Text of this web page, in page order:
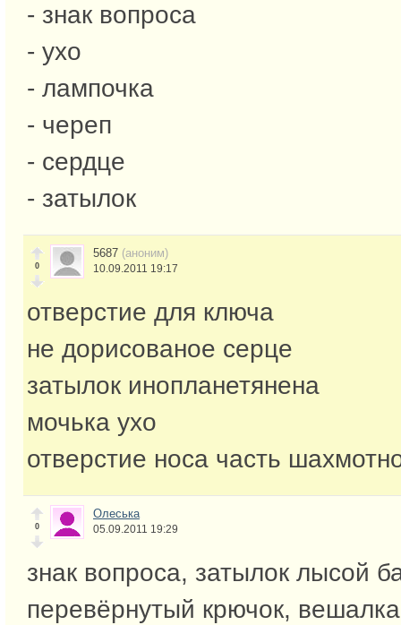
- знак вопроса
- ухо
- лампочка
- череп
- сердце
- затылок
0
5687 (аноним)
10.09.2011 19:17
отверстие для ключа
не дорисованое серце
затылок инопланетянена
мочька ухо
отверстие носа часть
0
Олеська
05.09.2011 19:29
знак вопроса, затылок лысой
перевёрнутый крючок, вешалка